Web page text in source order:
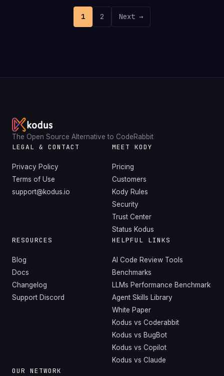
1 2 Next →
The Open Source Alternative to CodeRabbit
LEGAL & CONTACT
Privacy Policy
Terms of Use
support@kodus.io
MEET KODY
Pricing
Customers
Kody Rules
Security
Trust Center
Status Kodus
RESOURCES
Blog
Docs
Changelog
Support Discord
HELPFUL LINKS
AI Code Review Tools
Benchmarks
LLMs Performance Benchmark
Agent Skills Library
White Paper
Kodus vs Coderabbit
Kodus vs BugBot
Kodus vs Copilot
Kodus vs Claude
OUR NETWORK